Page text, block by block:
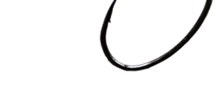
Zum Anfang der Bildergalerie springen
Olek-Fishing Spoon-